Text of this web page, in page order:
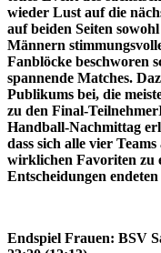
wieder Lust auf die
auf beiden Seiten
Männern
Fanblöcke beschworen
spannende Matches.
Publikums bei, die
zu den Final-
Handball-Nachmittag
dass sich alle vier
wirklichen Favoriten zu
Entscheidungen
Endspiel Frauen: BSV